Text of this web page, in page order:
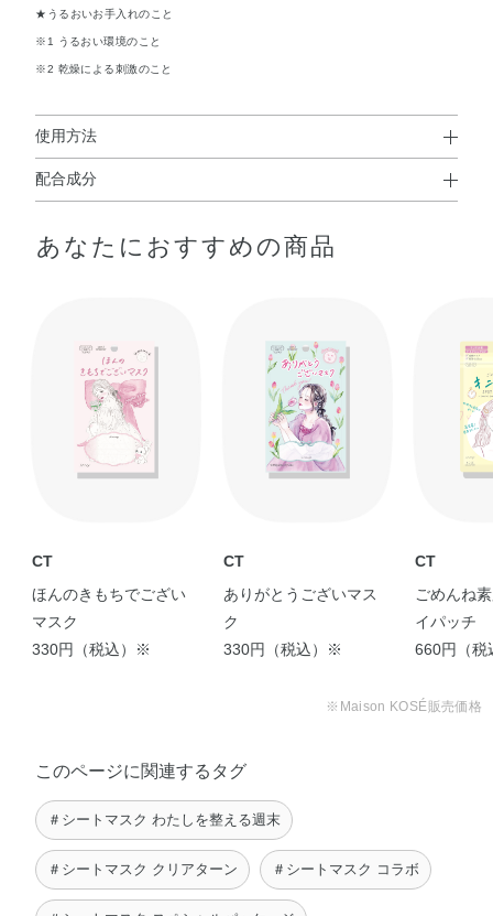
★うるおいお手入れのこと
※1 うるおい環境のこと
※2 乾燥による刺激のこと
使用方法
使用方法
せます。
配合成分
ン・ウメ果実エキス・ザクロ果皮エキス・ソメイヨシノ葉
ー・シロキクラゲ多糖体・ジグリセリン・トリエチルヘキ
サノイン・水酸化Na・炭酸ジアルキル（C14，15）・フェ
ノキシエタノール
あなたにおすすめの商品
CT
ほんのきもちでござい
マスク
330円（税込）※
CT
ありがとうございマス
ク
330円（税込）※
CT
ごめんね
イパッチ
660円（
※Maison KOSÉ販売価格
このページに関連するタグ
＃シートマスク わたしを整える週末
＃シートマスク クリアターン ＃シートマスク コラボ